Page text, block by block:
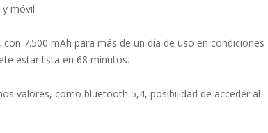
móvil.
7.500 mAh para más de un día de uso en condiciones
estar lista en 68 minutos.
valores, como bluetooth 5,4, posibilidad de acceder al